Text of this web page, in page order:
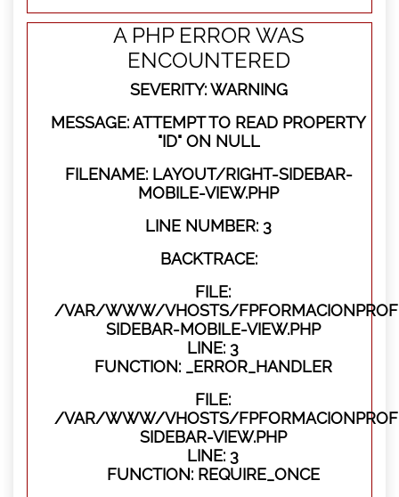
A PHP ERROR WAS
ENCOUNTERED
SEVERITY: WARNING
MESSAGE: ATTEMPT TO READ PROPERTY
"ID" ON NULL
FILENAME: LAYOUT/RIGHT-SIDEBAR-
MOBILE-VIEW.PHP
LINE NUMBER: 3
BACKTRACE:
FILE:
/VAR/WWW/VHOSTS/
SIDEBAR-MOBILE-VIEW.PHP
LINE: 3
FUNCTION: _ERROR_HANDLER
FILE:
/VAR/WWW/VHOSTS/
SIDEBAR-VIEW.PHP
LINE: 3
FUNCTION: REQUIRE_ONCE